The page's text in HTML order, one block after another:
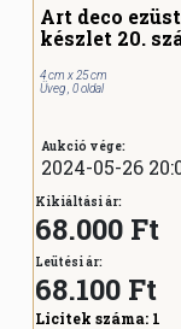
Art deco
készlet 20.
4 cm x 25 cm
Üveg , 0 oldal
Aukció vége:
2024-05-26
Kikiáltási ár:
68.000 Ft
Leütési ár:
68.100 Ft
Licitek száma: 1